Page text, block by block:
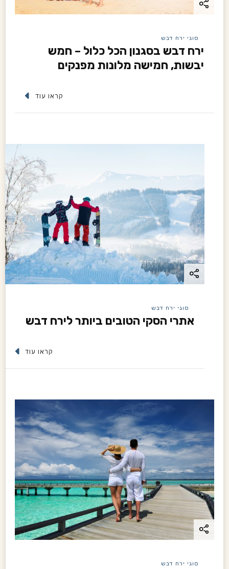
סוגי ירח דבש
ירח דבש בסגנון הכל כלול – חמש
יבשות, חמישה מלונות מפנקים
קראו עוד
סוגי ירח דבש
אתרי הסקי הטובים ביותר לירח דבש
קראו עוד
סוגי ירח דבש